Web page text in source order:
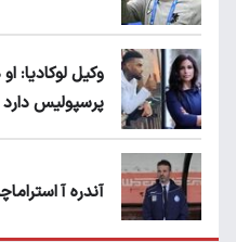
وکیل
پرسپولیس دارد
آندره آ